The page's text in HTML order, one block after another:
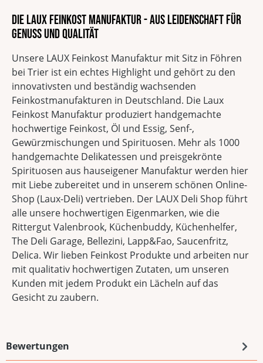
Die LAUX Feinkost Manufaktur - Aus Leidenschaft für
Genuss und Qualität
Unsere LAUX Feinkost Manufaktur mit Sitz in Föhren
bei Trier ist ein echtes Highlight und gehört zu den
innovativsten und beständig wachsenden
Feinkostmanufakturen in Deutschland. Die Laux
Feinkost Manufaktur produziert handgemachte
hochwertige Feinkost, Öl und Essig, Senf-,
Gewürzmischungen und Spirituosen. Mehr als 1000
handgemachte Delikatessen und preisgekrönte
Spirituosen aus hauseigener Manufaktur werden hier
mit Liebe zubereitet und in unserem schönen Online-
Shop (Laux-Deli) vertrieben. Der LAUX Deli Shop führt
alle unsere hochwertigen Eigenmarken, wie die
Rittergut Valenbrook, Küchenbuddy, Küchenhelfer,
The Deli Garage, Bellezini, Lapp&Fao, Saucenfritz,
Delica. Wir lieben Feinkost Produkte und arbeiten nur
mit qualitativ hochwertigen Zutaten, um unseren
Kunden mit jedem Produkt ein Lächeln auf das
Gesicht zu zaubern.
Bewertungen